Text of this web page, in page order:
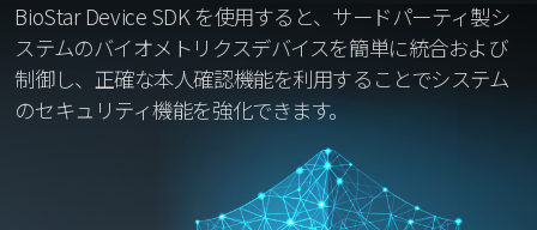
BioStar Device SDK を使用すると、サードパーティ製シ
ステムのバイオメトリクスデバイスを簡単に統合および
制御し、正確な本人確認機能を利用することでシステム
のセキュリティ機能を強化できます。